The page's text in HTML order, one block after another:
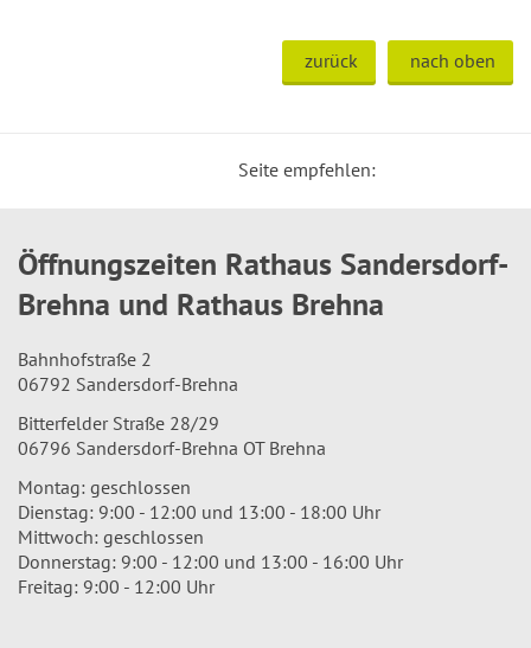
zurück nach oben
Seite empfehlen:
Öffnungszeiten Rathaus Sandersdorf-
Brehna und Rathaus Brehna
Bahnhofstraße 2
06792 Sandersdorf-Brehna
Bitterfelder Straße 28/29
06796 Sandersdorf-Brehna OT Brehna
Montag: geschlossen
Dienstag: 9:00 - 12:00 und 13:00 - 18:00 Uhr
Mittwoch: geschlossen
Donnerstag: 9:00 - 12:00 und 13:00 - 16:00 Uhr
Freitag: 9:00 - 12:00 Uhr